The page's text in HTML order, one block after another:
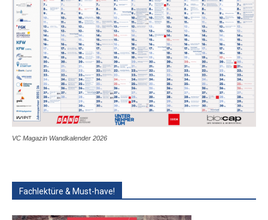
VC Magazin Wandkalender 2026
Fachlektüre & Must-have!